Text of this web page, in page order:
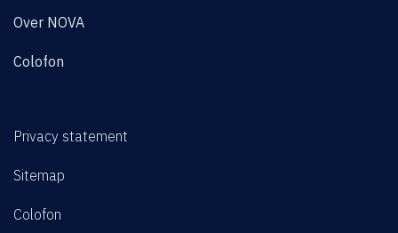
Over NOVA
Colofon
Privacy statement
Sitemap
Colofon